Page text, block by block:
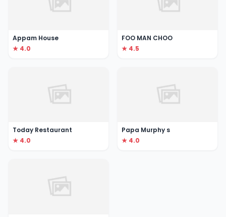
Appam House
★ 4.0
FOO MAN CHOO
★ 4.5
Today Restaurant
★ 4.0
Papa Murphy s
★ 4.0